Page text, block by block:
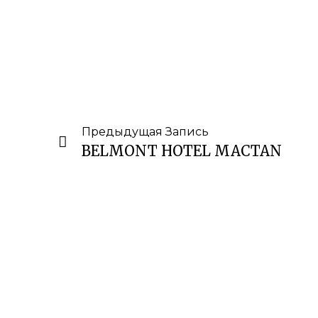
Предыдущая Запись
BELMONT HOTEL MACTAN